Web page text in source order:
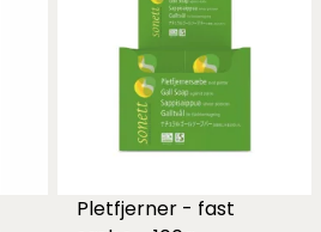
Pletfjerner - fast